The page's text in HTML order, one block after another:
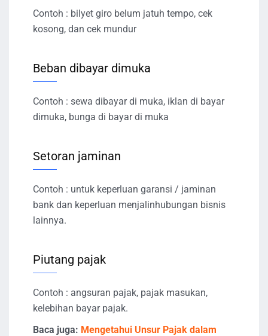
Contoh : bilyet giro belum jatuh tempo, cek
kosong, dan cek mundur
Beban dibayar dimuka
Contoh : sewa dibayar di muka, iklan di bayar
dimuka, bunga di bayar di muka
Setoran jaminan
Contoh : untuk keperluan garansi / jaminan
bank dan keperluan menjalinhubungan bisnis
lainnya.
Piutang pajak
Contoh : angsuran pajak, pajak masukan,
kelebihan bayar pajak.
Baca juga: Mengetahui Unsur Pajak dalam